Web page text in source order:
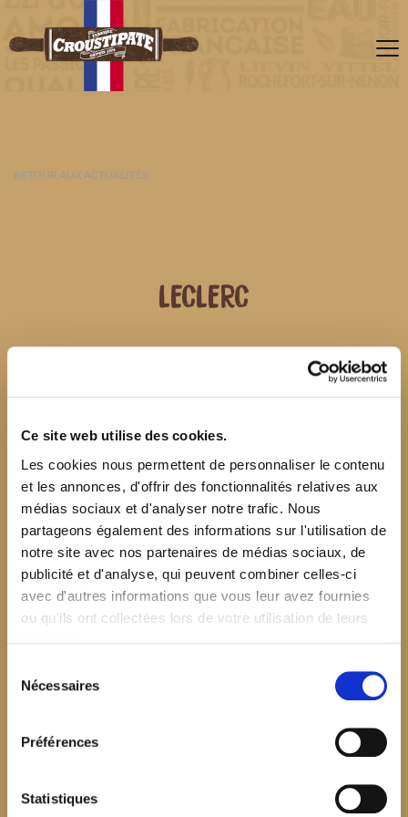
Ce site web utilise des cookies.
Les cookies nous permettent de personnaliser le contenu
et les annonces, d'offrir des fonctionnalités relatives aux
médias sociaux et d'analyser notre trafic. Nous
partageons également des informations sur l'utilisation de
notre site avec nos partenaires de médias sociaux, de
publicité et d'analyse, qui peuvent combiner celles-ci
avec d'autres informations que vous leur avez fournies
ou qu'ils ont collectées lors de votre utilisation de leurs
Nécessaires
Préférences
Statistiques
RETOUR AUX ACTUALITÉS
LECLERC